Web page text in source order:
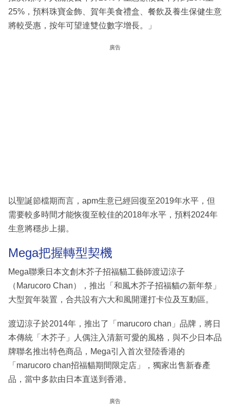
25%，預料珠寶金飾、賀年美食禮盒、餐飲及養生保健生意
將較受惠，按年可望達雙位數字增長。」
廣告
以聖誕節檔期而言，apm生意已經回復至2019年水平，但
需要較多時間才能恢復至較佳的2018年水平，預料2024年
生意將穩步上揚。
Mega把握轉型契機
Mega聯乘日本文創木芥子招福貓工藝師渡辺涼子
（Marucoro Chan），推出「和風木芥子招福貓の新年祭」
大型賀年裝置，合共設有六大和風開運打卡位及互動區。
渡辺涼子於2014年，推出了「marucoro chan」品牌，將日
本傳統「木芥子」人偶注入清新可愛的風格，與不少日本品
牌聯名推出特色商品，Mega引入首次登陸香港的
「marucoro chan招福貓期間限定店」，獨家出售新春產
品，當中多款由日本直送到香港。
廣告